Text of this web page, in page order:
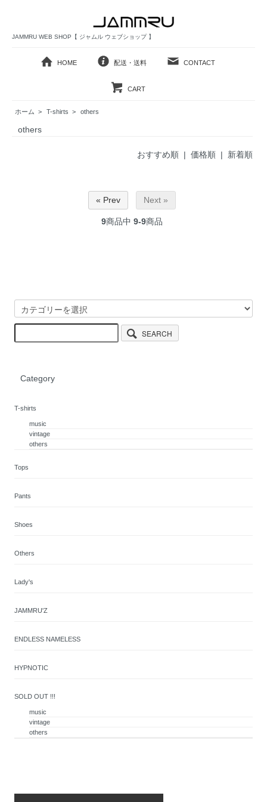
JAMMRU WEB SHOP【 ジャムル ウェブショップ 】
HOME 配送・送料 CONTACT
CART
ホーム > T-shirts > others
others
おすすめ順 | 価格順| 新着順
« Prev Next »
9商品中 9-9商品
SEARCH
Category
T-shirts
music
vintage
others
Tops
Pants
Shoes
Others
Lady's
JAMMRU'Z
ENDLESS NAMELESS
HYPNOTIC
SOLD OUT !!!
music
vintage
others